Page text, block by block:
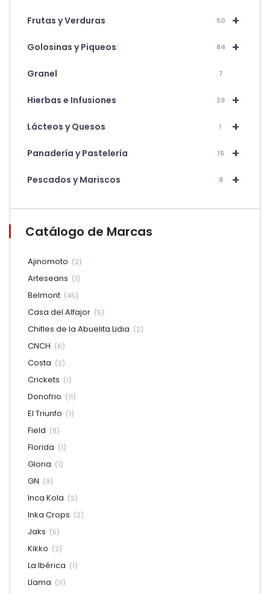
+
Frutas y Verduras 50
+
Golosinas y Piqueos 84
Granel 7
+
Hierbas e Infusiones 29
+
Lácteos y Quesos 1
+
Panadería y Pastelería 15
+
Pescados y Mariscos 8
Catálogo de Marcas
Ajinomoto (2)
Arteseans (1)
Belmont (45)
Casa del Alfajor (5)
Chifles de la Abuelita Lidia (2)
CNCH (6)
Costa (2)
Crickets (1)
Donofrio (11)
El Triunfo (1)
Field (8)
Florida (1)
Gloria (1)
GN (9)
Inca Kola (2)
Inka Crops (2)
Jaks (5)
Kikko (2)
La Ibérica (1)
Llama (11)